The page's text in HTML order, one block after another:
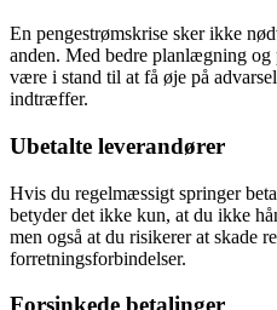
En pengestrømskrise sker ikke
anden. Med bedre planlægning
være i stand til at få øje på
indtræffer.
Ubetalte leverandører
Hvis du regelmæssigt springer
betyder det ikke kun, at du ikke
men også at du risikerer at skade
forretningsforbindelser.